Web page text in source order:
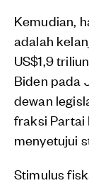
Kemudian,
adalah
US$1,9
Biden pada
dewan
fraksi Partai
menyetujui
Stimulus